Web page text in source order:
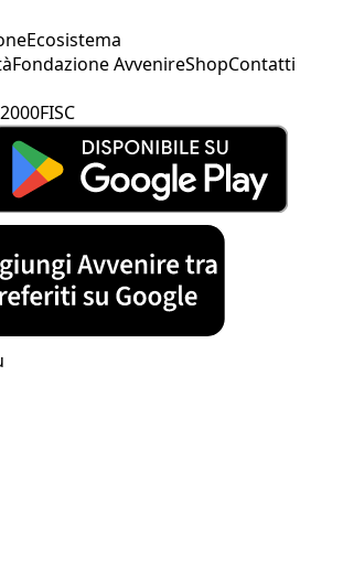
Ecosistema
Fondazione AvvenireShopContatti
FISC